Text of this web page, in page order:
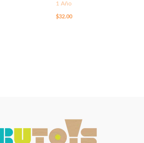
1 Año
$32.00